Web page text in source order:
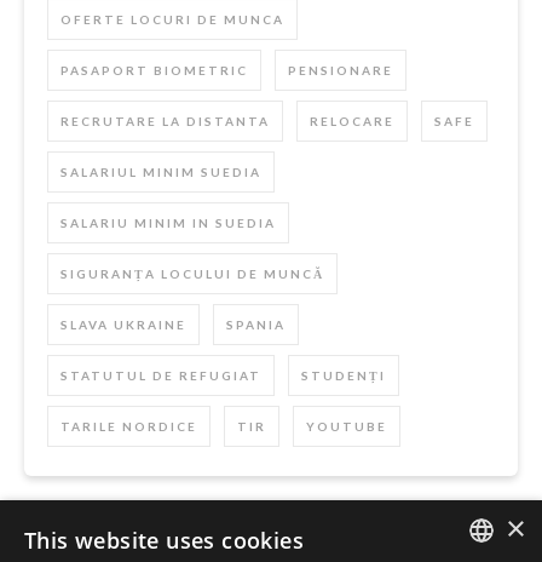
OFERTE LOCURI DE MUNCA
PASAPORT BIOMETRIC PENSIONARE
RECRUTARE LA DISTANTA RELOCARE SAFE
SALARIUL MINIM SUEDIA
SALARIU MINIM IN SUEDIA
SIGURANȚA LOCULUI DE MUNCĂ
SLAVA UKRAINE SPANIA
STATUTUL DE REFUGIAT STUDENȚI
TARILE NORDICE TIR YOUTUBE
×
This website uses cookies